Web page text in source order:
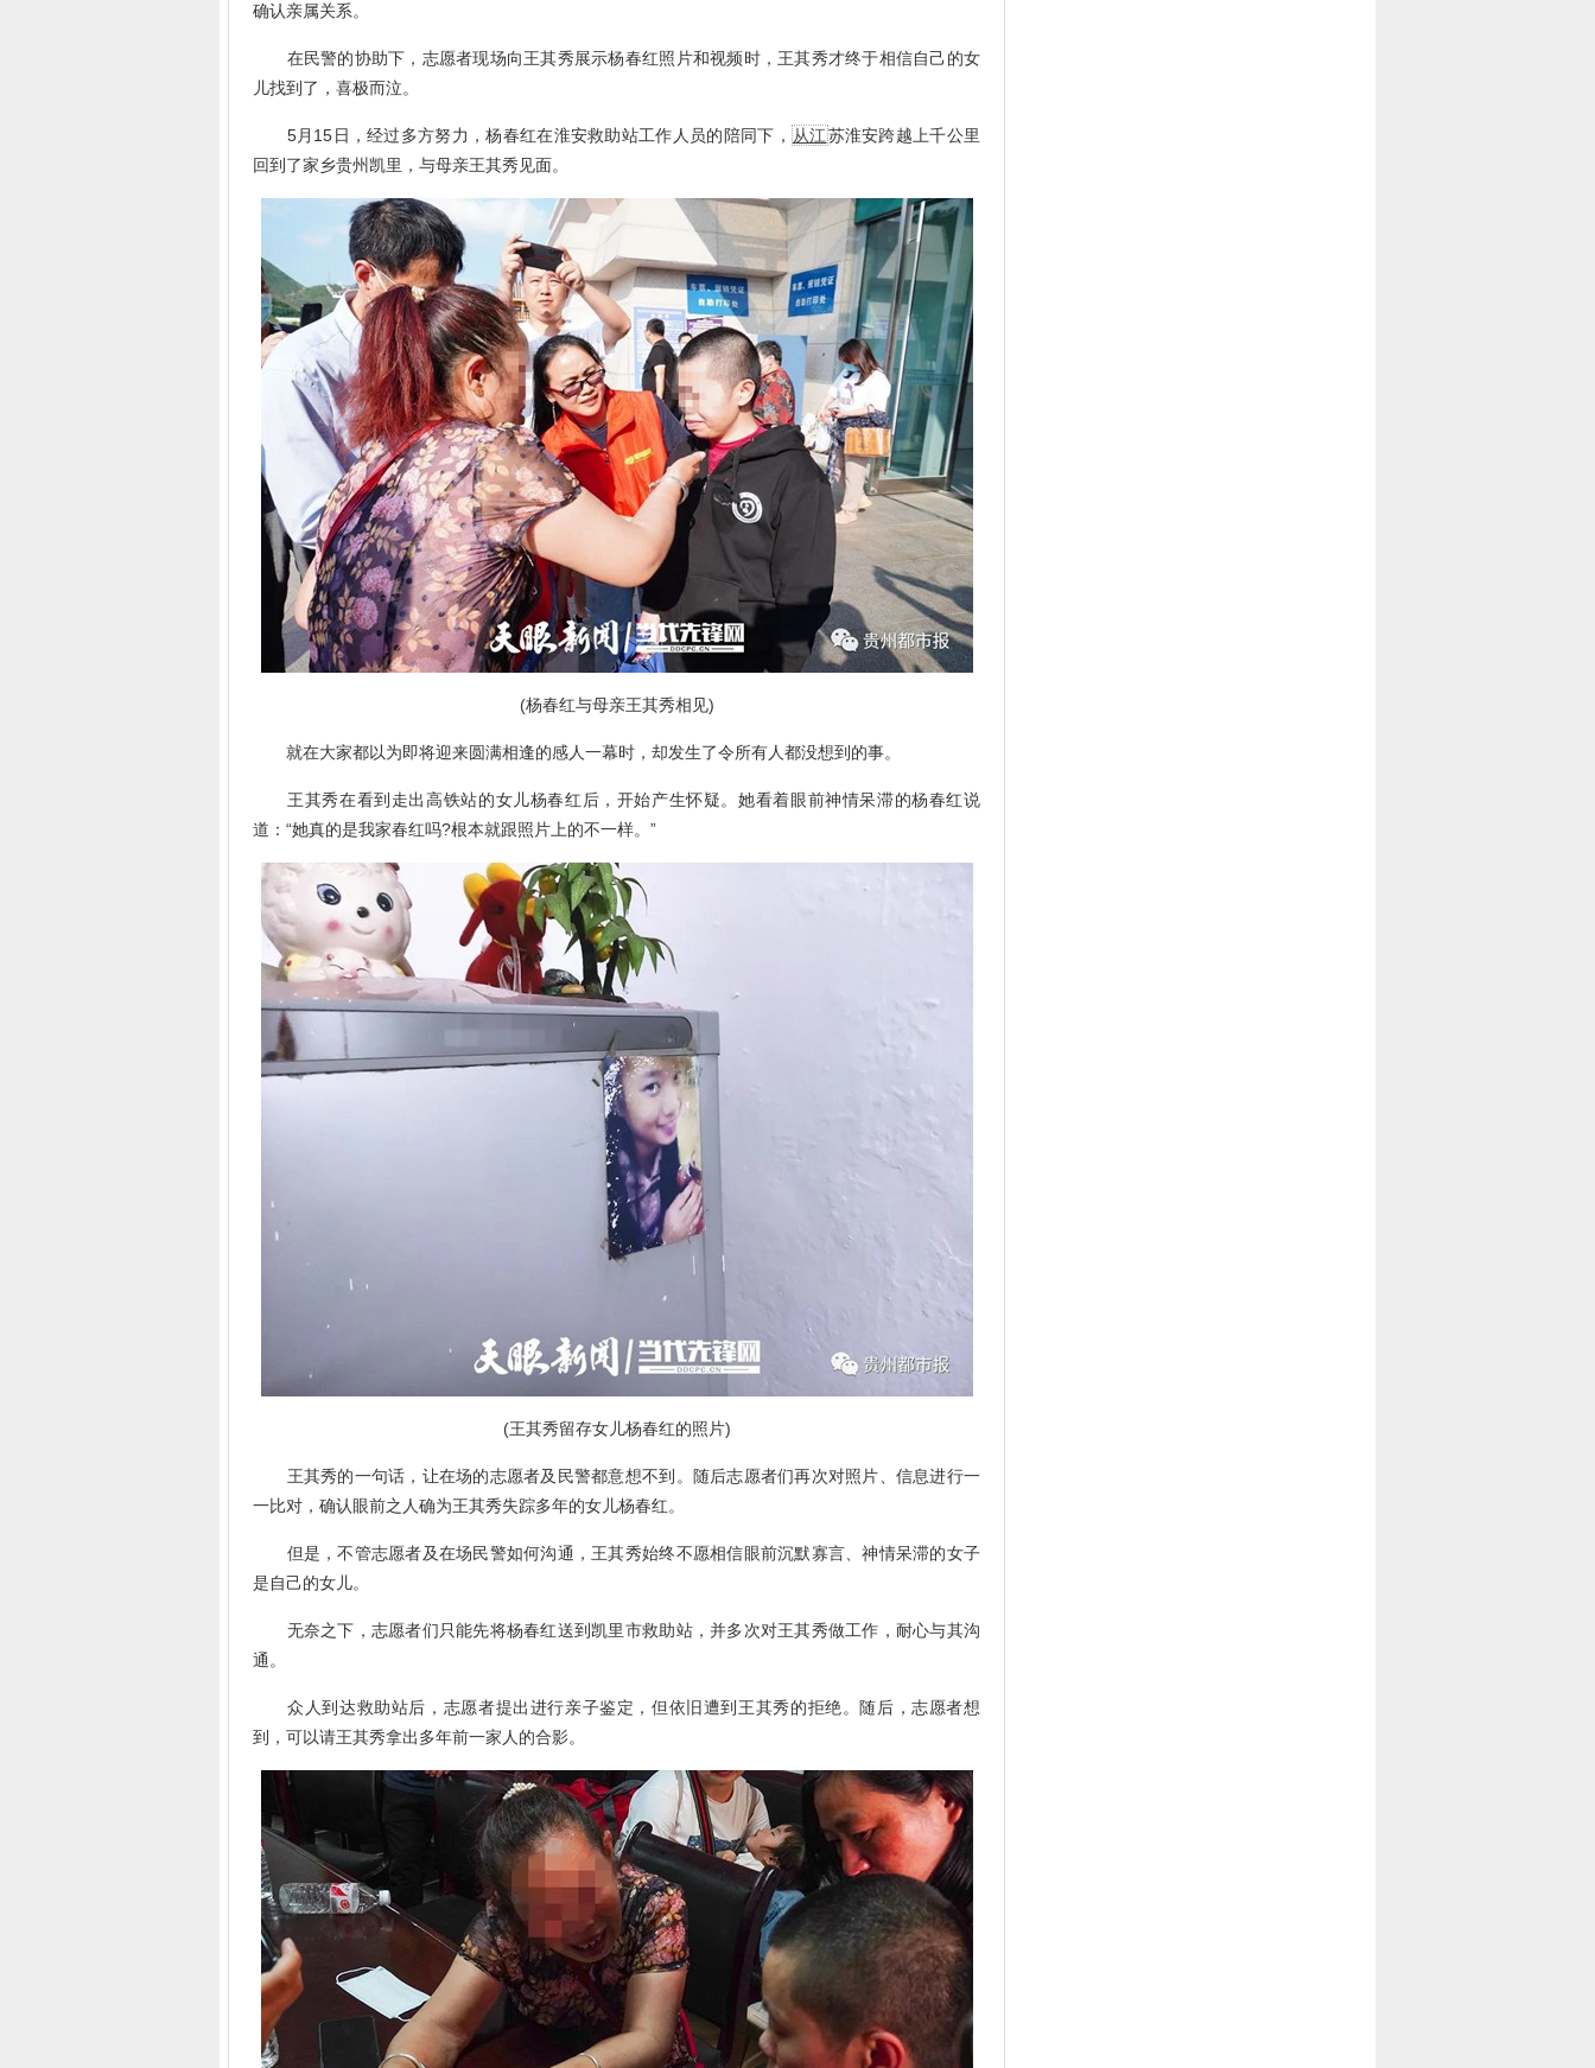
确认亲属关系。
在民警的协助下，志愿者现场向王其秀展示杨春红照片和视频时，王其秀才终于相信自己的女
儿找到了，喜极而泣。
5月15日，经过多方努力，杨春红在淮安救助站工作人员的陪同下， 从江苏淮安跨越上千公里
回到了家乡贵州凯里，与母亲王其秀见面。
(杨春红与母亲王其秀相见)
就在大家都以为即将迎来圆满相逢的感人一幕时，却发生了令所有人都没想到的事。
王其秀在看到走出高铁站的女儿杨春红后，开始产生怀疑。她看着眼前神情呆滞的杨春红说
道：“她真的是我家春红吗?根本就跟照片上的不一样。”
(王其秀留存女儿杨春红的照片)
王其秀的一句话，让在场的志愿者及民警都意想不到。随后志愿者们再次对照片、信息进行一
一比对，确认眼前之人确为王其秀失踪多年的女儿杨春红。
但是，不管志愿者及在场民警如何沟通，王其秀始终不愿相信眼前沉默寡言、神情呆滞的女子
是自己的女儿。
无奈之下，志愿者们只能先将杨春红送到凯里市救助站，并多次对王其秀做工作，耐心与其沟
通。
众人到达救助站后，志愿者提出进行亲子鉴定，但依旧遭到王其秀的拒绝。随后，志愿者想
到，可以请王其秀拿出多年前一家人的合影。